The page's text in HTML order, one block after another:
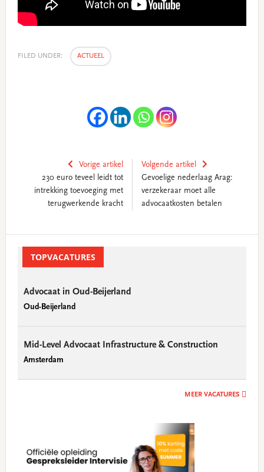
FILED UNDER: ACTUEEL
Vorige artikel
230 euro teveel leidt tot
intrekking toevoeging met
terugwerkende kracht
Volgende artikel
Gevoelige nederlaag Arag:
verzekeraar moet alle
advocaatkosten betalen
SidebarTOPVACATURES
Advocaat in Oud-Beijerland
Oud-Beijerland
Mid-Level Advocaat Infrastructure & Construction
Amsterdam
MEER VACATURES